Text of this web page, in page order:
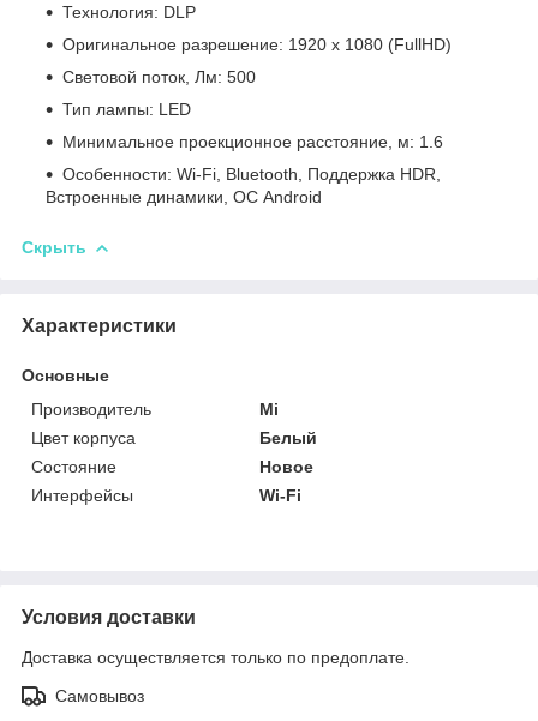
Технология: DLP
Оригинальное разрешение: 1920 x 1080 (FullHD)
Световой поток, Лм: 500
Тип лампы: LED
Минимальное проекционное расстояние, м: 1.6
Особенности: Wi-Fi, Bluetooth, Поддержка HDR,
Встроенные динамики, ОС Android
Скрыть
Характеристики
Основные
Производитель
Mi
Цвет корпуса
Белый
Состояние
Новое
Интерфейсы
Wi-Fi
Условия доставки
Доставка осуществляется только по предоплате.
Самовывоз